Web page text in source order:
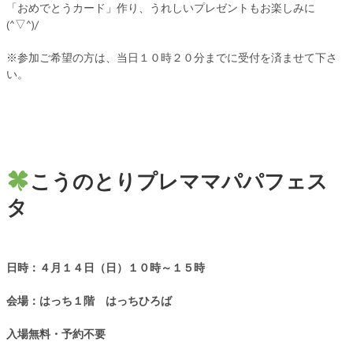
「おめでとうカード」作り、うれしいプレゼントもお楽しみに
(^▽^)/
※参加ご希望の方は、当日１０時２０分までに受付を済ませて下さ
い。
こうのとりプレママパパフェス
タ
日時：４月１４日（日）１０時～１５時
会場：はっち１階 はっちひろば
入場無料・予約不要